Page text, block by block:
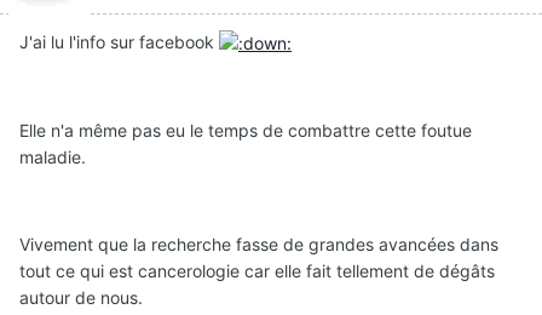
J'ai lu l'info sur facebook
Elle n'a même pas eu le temps de combattre cette foutue
maladie.
Vivement que la recherche fasse de grandes avancées dans
tout ce qui est cancerologie car elle fait tellement de dégâts
autour de nous.